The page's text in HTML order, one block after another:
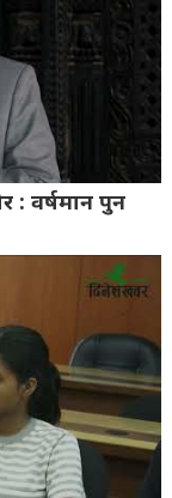
: वर्षमान पुन